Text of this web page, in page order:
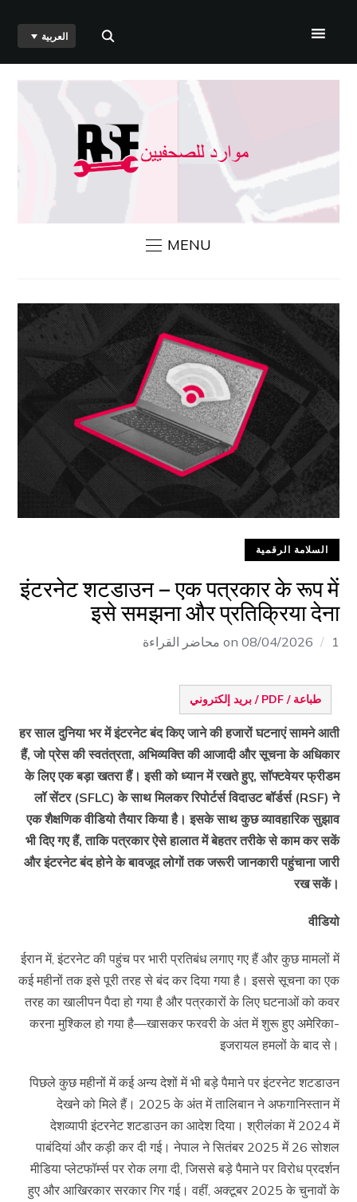
الرئيسية
من نحن
أخبار مراسلون بلا حدود
اتصل بنا
العربية
MENU
السلامة الرقمية
इंटरनेट शटडाउन – एक पत्रकार के रूप में
इसे समझना और प्रतिक्रिया देना
on 08/04/2026 1 محاضر القراءة
طباعة / PDF / بريد إلكتروني
हर साल दुनिया भर में इंटरनेट बंद किए जाने की हजारों घटनाएं सामने आती
हैं, जो प्रेस की स्वतंत्रता, अभिव्यक्ति की आजादी और सूचना के अधिकार
के लिए एक बड़ा खतरा हैं। इसी को ध्यान में रखते हुए, सॉफ्टवेयर फ्रीडम
लॉ सेंटर (SFLC) के साथ मिलकर रिपोर्टर्स विदाउट बॉर्डर्स (RSF) ने
एक शैक्षणिक वीडियो तैयार किया है। इसके साथ कुछ व्यावहारिक सुझाव
भी दिए गए हैं, ताकि पत्रकार ऐसे हालात में बेहतर तरीके से काम कर सकें
और इंटरनेट बंद होने के बावजूद लोगों तक जरूरी जानकारी पहुंचाना जारी
रख सकें।
वीडियो
ईरान में, इंटरनेट की पहुंच पर भारी प्रतिबंध लगाए गए हैं और कुछ मामलों में
कई महीनों तक इसे पूरी तरह से बंद कर दिया गया है। इससे सूचना का एक
तरह का खालीपन पैदा हो गया है और पत्रकारों के लिए घटनाओं को कवर
करना मुश्किल हो गया है—खासकर फरवरी के अंत में शुरू हुए अमेरिका-
इजरायल हमलों के बाद से।
पिछले कुछ महीनों में कई अन्य देशों में भी बड़े पैमाने पर इंटरनेट शटडाउन
देखने को मिले हैं। 2025 के अंत में तालिबान ने अफगानिस्तान में
देशव्यापी इंटरनेट शटडाउन का आदेश दिया। श्रीलंका में 2024 में
पाबंदियां और कड़ी कर दी गई। नेपाल ने सितंबर 2025 में 26 सोशल
मीडिया प्लेटफॉर्म्स पर रोक लगा दी, जिससे बड़े पैमाने पर विरोध प्रदर्शन
हुए और आखिरकार सरकार गिर गई। वहीं, अक्टूबर 2025 के चुनावों के